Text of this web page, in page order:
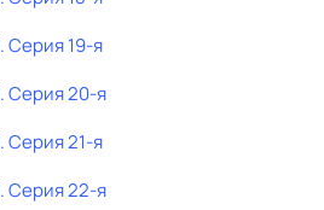
. Серия 19-я
. Серия 20-я
. Серия 21-я
. Серия 22-я